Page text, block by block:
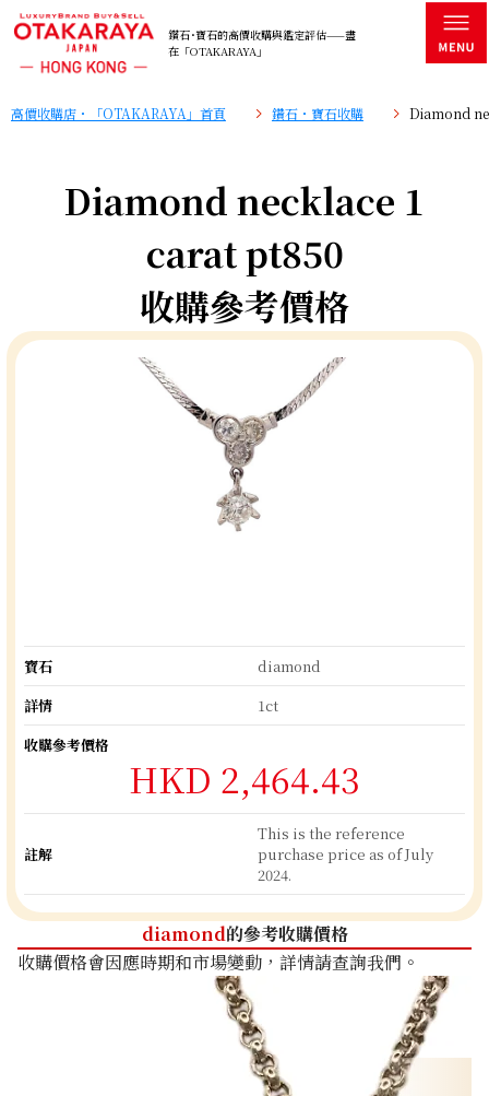
鑽石･寶石的高價收購與鑑定評估——盡
在「OTAKARAYA」
高價收購店・「OTAKARAYA」首頁 鑽石・寶石收購 Diamond
Diamond necklace 1
carat pt850
收購參考價格
寶石
diamond
詳情
1ct
收購參考價格
HKD 2,464.43
註解
This is the reference
purchase price as of July
2024.
diamond的參考收購價格
收購價格會因應時期和市場變動，詳情請查詢我們。